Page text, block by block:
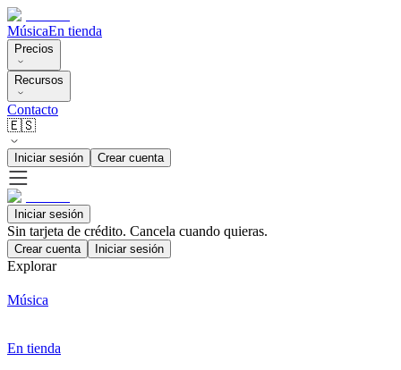
MúsicaEn tienda
Precios
Recursos
Contacto
🇪🇸
Iniciar sesión Crear cuenta
Iniciar sesión
Sin tarjeta de crédito. Cancela cuando quieras.
Crear cuenta Iniciar sesión
Explorar
Música
En tienda